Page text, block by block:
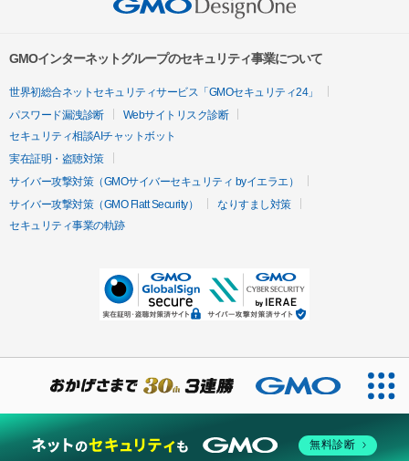
GMOインターネットグループのセキュリティ事業について
世界初総合ネットセキュリティサービス「GMOセキュリティ24」
パスワード漏洩診断
Webサイトリスク診断
セキュリティ相談AIチャットボット
実在証明・盗聴対策
サイバー攻撃対策（GMOサイバーセキュリティ byイエラエ）
サイバー攻撃対策（GMO Flatt Security）
なりすまし対策
セキュリティ事業の軌跡
無料診断